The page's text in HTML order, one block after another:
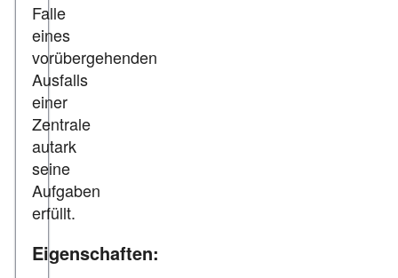
Falle
eines
vorübergehenden
Ausfalls
einer
Zentrale
autark
seine
Aufgaben
erfüllt.
Eigenschaften: